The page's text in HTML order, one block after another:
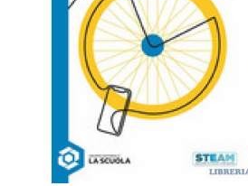
ACQUISTA